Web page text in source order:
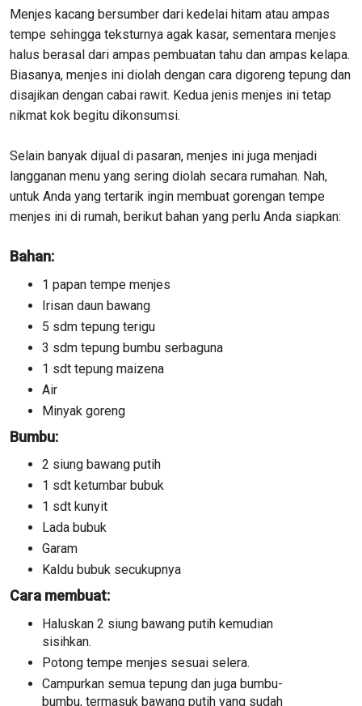
Menjes kacang bersumber dari kedelai hitam atau ampas
tempe sehingga teksturnya agak kasar, sementara menjes
halus berasal dari ampas pembuatan tahu dan ampas kelapa.
Biasanya, menjes ini diolah dengan cara digoreng tepung dan
disajikan dengan cabai rawit. Kedua jenis menjes ini tetap
nikmat kok begitu dikonsumsi.
Selain banyak dijual di pasaran, menjes ini juga menjadi
langganan menu yang sering diolah secara rumahan. Nah,
untuk Anda yang tertarik ingin membuat gorengan tempe
menjes ini di rumah, berikut bahan yang perlu Anda siapkan:
Bahan:
1 papan tempe menjes
Irisan daun bawang
5 sdm tepung terigu
3 sdm tepung bumbu serbaguna
1 sdt tepung maizena
Air
Minyak goreng
Bumbu:
2 siung bawang putih
1 sdt ketumbar bubuk
1 sdt kunyit
Lada bubuk
Garam
Kaldu bubuk secukupnya
Cara membuat:
Haluskan 2 siung bawang putih kemudian
sisihkan.
Potong tempe menjes sesuai selera.
Campurkan semua tepung dan juga bumbu-
bumbu, termasuk bawang putih yang sudah